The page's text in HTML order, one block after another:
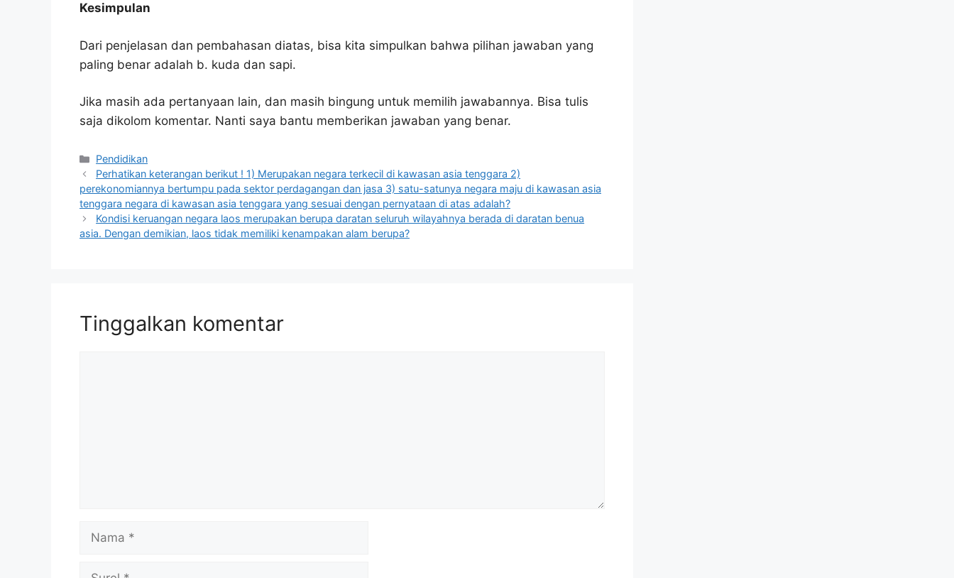
Kesimpulan
Dari penjelasan dan pembahasan diatas, bisa kita simpulkan bahwa pilihan jawaban yang
paling benar adalah b. kuda dan sapi.
Jika masih ada pertanyaan lain, dan masih bingung untuk memilih jawabannya. Bisa tulis
saja dikolom komentar. Nanti saya bantu memberikan jawaban yang benar.
Kategori
Pendidikan
Perhatikan keterangan berikut ! 1) Merupakan negara terkecil di kawasan asia tenggara 2)
perekonomiannya bertumpu pada sektor perdagangan dan jasa 3) satu-satunya negara maju di kawasan asia
tenggara negara di kawasan asia tenggara yang sesuai dengan pernyataan di atas adalah?
Kondisi keruangan negara laos merupakan berupa daratan seluruh wilayahnya berada di daratan benua
asia. Dengan demikian, laos tidak memiliki kenampakan alam berupa?
Tinggalkan komentar
Nama
Surel